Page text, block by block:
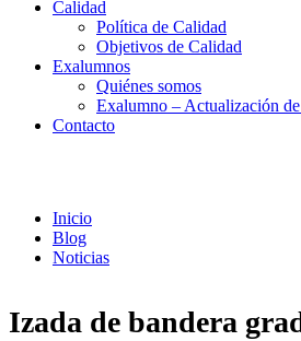
Calidad
Política de Calidad
Objetivos de Calidad
Exalumnos
Quiénes somos
Exalumno – Actualización
Contacto
Inicio
Blog
Noticias
Izada de bandera